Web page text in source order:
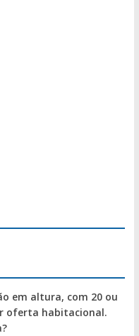
em altura, com 20 ou
oferta habitacional.